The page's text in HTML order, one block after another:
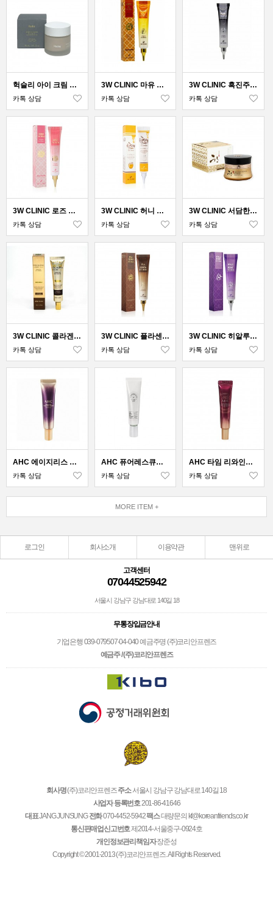
헉슬리 아이 크림 컨센트레이트 온
카톡 상담
3W CLINIC 마유 아이크림 40ml
카톡 상담
3W CLINIC 흑진주 아이크림 40ml
카톡 상담
3W CLINIC 로즈 아이크림 40ml
카톡 상담
3W CLINIC 허니 아이크림 40ml
카톡 상담
3W CLINIC 서담한 한삼송이 자생 아이크림 35g
카톡 상담
3W CLINIC 콜라겐 럭셔리 골드 아이크림 40ml
카톡 상담
3W CLINIC 플라센타 아이크림 40ml
카톡 상담
3W CLINIC 히알루로닉 아이크림 40ml
카톡 상담
AHC 에이지리스 리얼 아이크림 포페이스
카톡 상담
AHC 퓨어레스큐아이크림
카톡 상담
AHC 타임 리와인드 리얼 아이크림 포 페이스
카톡 상담
MORE ITEM +
로그인 회사소개 이용약관 맨위로
고객센터
07044525942
서울시 강남구 강남대로 140길 18
무통장입금안내
기업은행 039-079507-04-040 예금주명 (주)코리안프렌즈
예금주 / (주)코리안프렌즈
회사명(주)코리안프렌즈주소서울시 강남구 강남대로 140길 18
사업자 등록번호201-86-41646
대표JANG JUNSUNG 전화070-4452-5942팩스대량문의 kf@koreanfriends.co.kr
통신판매업신고번호제2014-서울중구-0924호
개인정보관리책임자장준성
Copyright © 2001-2013 (주)코리안프렌즈. All Rights Reserved.